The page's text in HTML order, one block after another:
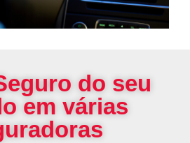
do seu
em várias